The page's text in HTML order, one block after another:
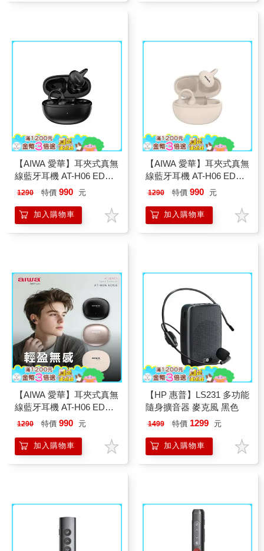
【AIWA 愛華】耳夾式真無
線藍牙耳機 AT-H06 EDGE
黑色
1290 特價 990 元
加入購物車
【AIWA 愛華】耳夾式真無
線藍牙耳機 AT-H06 EDGE
白色
1290 特價 990 元
加入購物車
【AIWA 愛華】耳夾式真無
線藍牙耳機 AT-H06 EDGE
香檳金
1290 特價 990 元
加入購物車
【HP 惠普】LS231 多功能
隨身擴音器 麥克風 黑色
1499 特價 1299 元
加入購物車